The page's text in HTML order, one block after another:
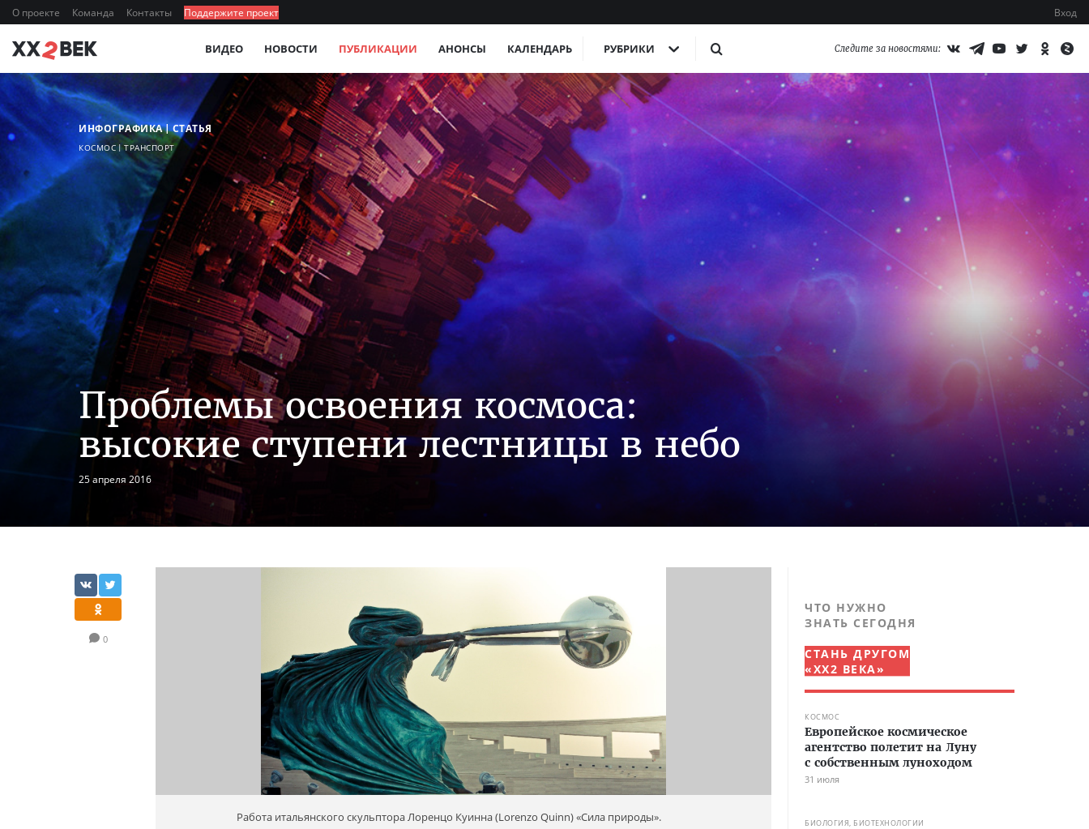
О проекте Команда Контакты Поддержите проект Вход
ВИДЕО НОВОСТИ ПУБЛИКАЦИИ АНОНСЫ КАЛЕНДАРЬ РУБРИКИ Следите за новостями:
ИНФОГРАФИКА СТАТЬЯ
КОСМОС ТРАНСПОРТ
Проблемы освоения космоса:
высокие ступени лестницы в небо
25 апреля 2016
0
Работа итальянского скульптора Лоренцо Куинна (Lorenzo Quinn) «Сила природы».
ЧТО НУЖНО
ЗНАТЬ СЕГОДНЯ
СТАНЬ ДРУГОМ
«XX2 ВЕКА»
КОСМОС
Европейское космическое
агентство полетит на Луну
с собственным луноходом
31 июля
БИОЛОГИЯ, БИОТЕХНОЛОГИИ